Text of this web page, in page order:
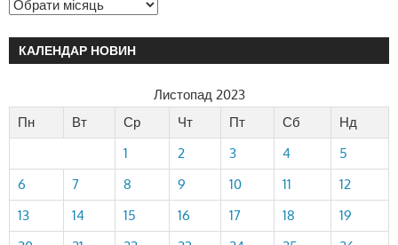
КАЛЕНДАР НОВИН
Листопад 2023
Пн
Вт Ср Чт Пт Сб
Нд
1
2 3 4
5
6
7 8 9 10 11
12
13
14 15 16 17 18
19